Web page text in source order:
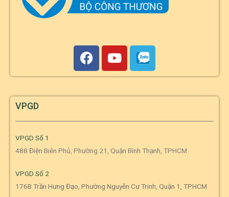
VPGD
VPGD Số 1
488 Điện Biên Phủ, Phường 21, Quận Bình Thạnh, TPHCM
VPGD Số 2
176B Trần Hưng Đạo, Phường Nguyễn Cư Trinh, Quận 1, TPHCM